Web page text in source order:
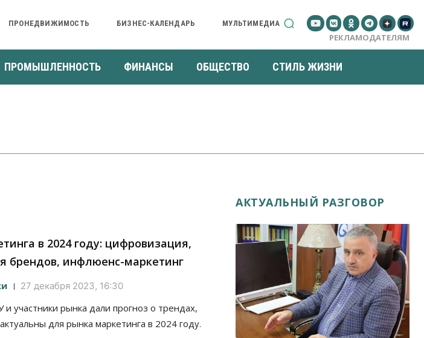
ПРОНЕДВИЖИМОСТЬ БИЗНЕС-КАЛЕНДАРЬ МУЛЬТИМЕДИА
РЕКЛАМОДАТЕЛЯМ
ПРОМЫШЛЕННОСТЬ ФИНАНСЫ ОБЩЕСТВО СТИЛЬ ЖИЗНИ
в 2024 году: цифровизация,
брендов, инфлюенс-маркетинг
27 декабря 2023, 16:30
и участники рынка дали прогноз о трендах,
для рынка маркетинга в 2024 году.
АКТУАЛЬНЫЙ РАЗГОВОР